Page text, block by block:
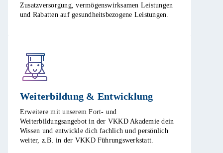
Zusatzversorgung, vermögenswirksamen Leistungen
und Rabatten auf gesundheitsbezogene Leistungen.​
Weiterbildung & Entwicklung​
Erweitere mit unserem Fort- und
Weiterbildungsangebot in der VKKD Akademie dein
Wissen und entwickle dich fachlich und persönlich
weiter, z.B. in der VKKD Führungswerkstatt. ​